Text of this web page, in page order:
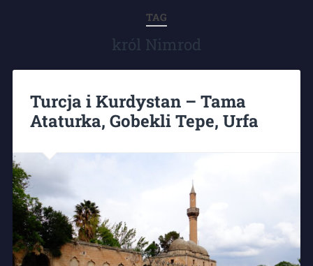
TAG
król Nimrod
Turcja i Kurdystan – Tama
Ataturka, Gobekli Tepe, Urfa